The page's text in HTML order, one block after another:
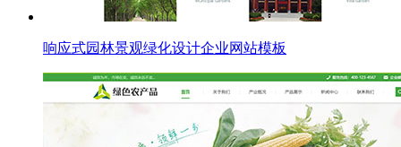
响应式园林景观绿化设计企业网站模板